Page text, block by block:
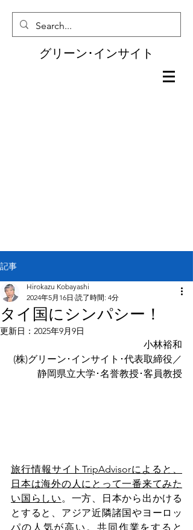
グリーン･インサイト
記事
タイ国にシンパシー！
Hirokazu Kobayashi
2024年5月16日 読了時間: 4分
更新日： 2025年9月9日
小林裕和
(株)グリーン･インサイト･代表取締役／
静岡県立大学･名誉教授･客員教授
旅行情報サイトTripAdvisorによると、
日本は海外の人にとって一番来てみた
い国らしい。一方、日本から出かける
とすると、アジア近隣諸国やヨーロッ
パの人気が高い。共同作業をすると